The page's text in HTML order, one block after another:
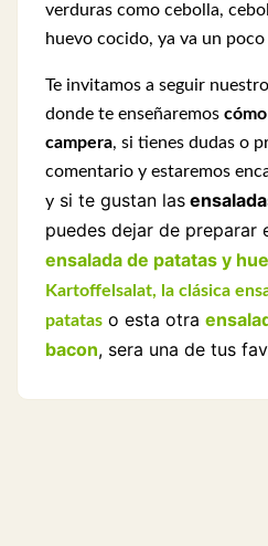
verduras como cebolla,
huevo cocido, ya va un
Te invitamos a seguir
donde te enseñaremos
campera, si tienes dudas o
comentario y estaremos
y si te gustan las
puedes dejar de preparar
ensalada de patatas y
Kartoffelsalat, la clásica
patatas o esta otra
bacon, sera una de tus